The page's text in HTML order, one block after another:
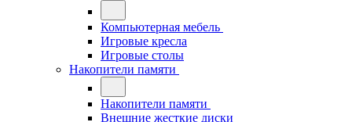
Компьютерная мебель
Игровые кресла
Игровые столы
Накопители памяти
Накопители памяти
Внешние жесткие диски